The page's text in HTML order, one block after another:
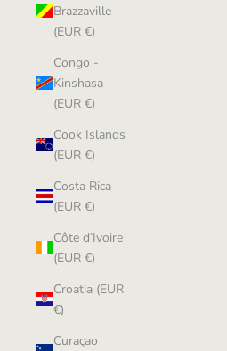
Brazzaville
(EUR €)
Congo -
Kinshasa
(EUR €)
Cook Islands
(EUR €)
Costa Rica
(EUR €)
Côte d’Ivoire
(EUR €)
Croatia (EUR
€)
Curaçao